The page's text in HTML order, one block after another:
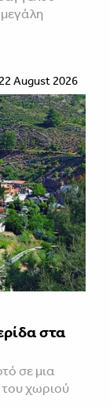
22 August 2026
στα
σε μια
χωριού